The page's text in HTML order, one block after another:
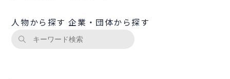
人物から探す 企業・団体から探す